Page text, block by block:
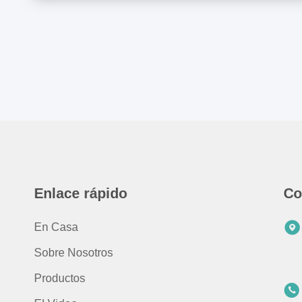
Enlace rápido
En Casa
Sobre Nosotros
Productos